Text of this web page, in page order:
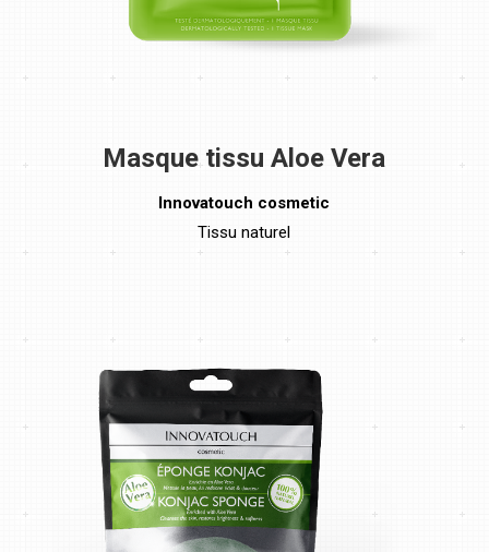
Masque tissu Aloe Vera
Innovatouch cosmetic
Tissu naturel